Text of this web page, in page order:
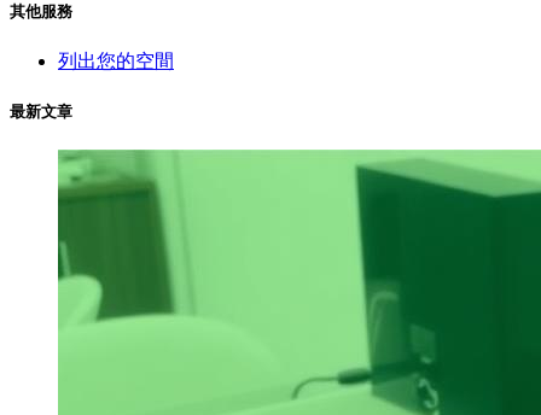
其他服務
列出您的空間
最新文章